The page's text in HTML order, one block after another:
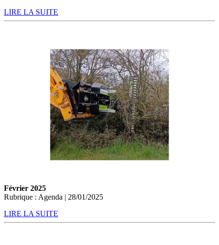
LIRE LA SUITE
Février 2025
Rubrique : Agenda | 28/01/2025
LIRE LA SUITE